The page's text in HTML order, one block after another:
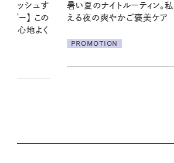
ン。私を整
ケア
真夏に向けて、ハーブが香る
やりジェルと出合う。暑い季節
ア